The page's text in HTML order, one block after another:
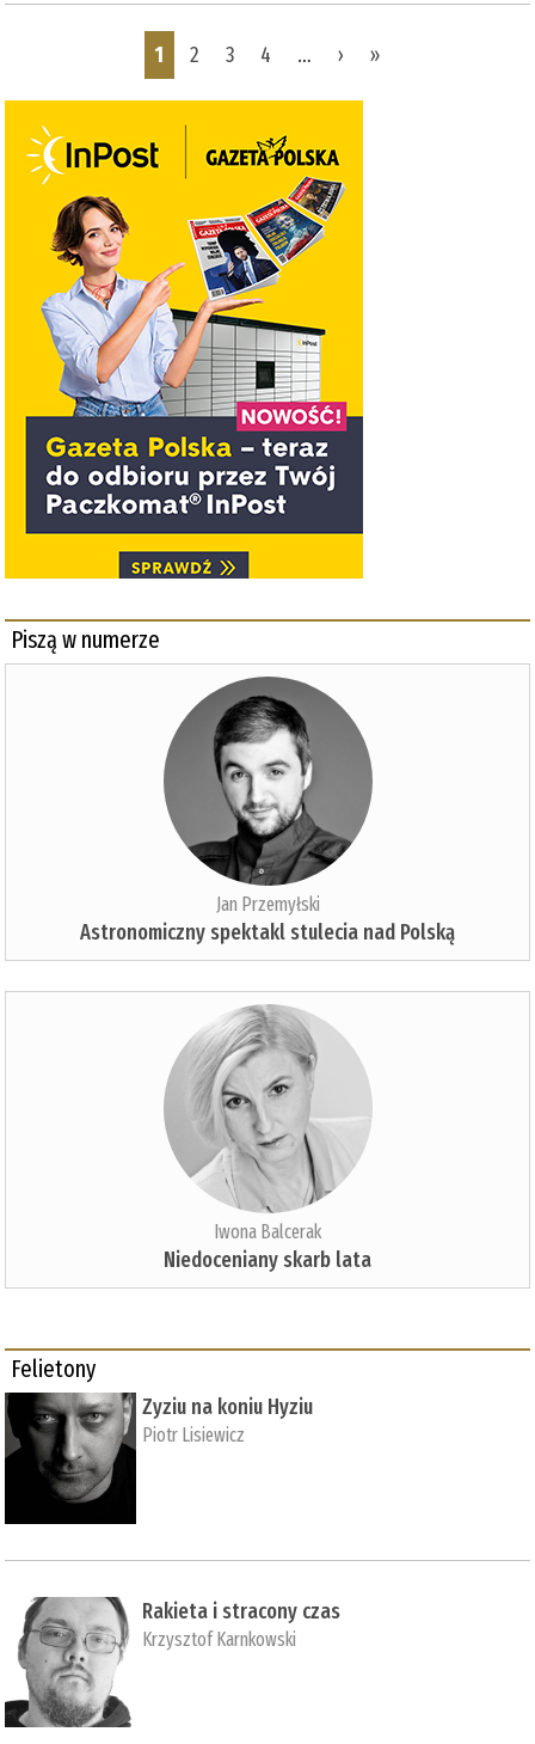
1 2 3 4 … › »
Piszą w numerze
Jan Przemyłski
Astronomiczny spektakl stulecia nad Polską
Iwona Balcerak
Niedoceniany skarb lata
Felietony
Zyziu na koniu Hyziu
Piotr Lisiewicz
Rakieta i stracony czas
Krzysztof Karnkowski